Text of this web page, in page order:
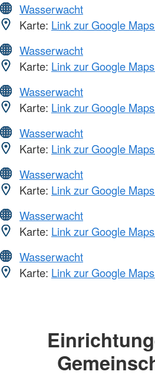
Wasserwacht
Karte: Link zur Google
Wasserwacht
Karte: Link zur Google
Wasserwacht
Karte: Link zur Google
Wasserwacht
Karte: Link zur Google
Wasserwacht
Karte: Link zur Google
Wasserwacht
Karte: Link zur Google
Wasserwacht
Karte: Link zur Google